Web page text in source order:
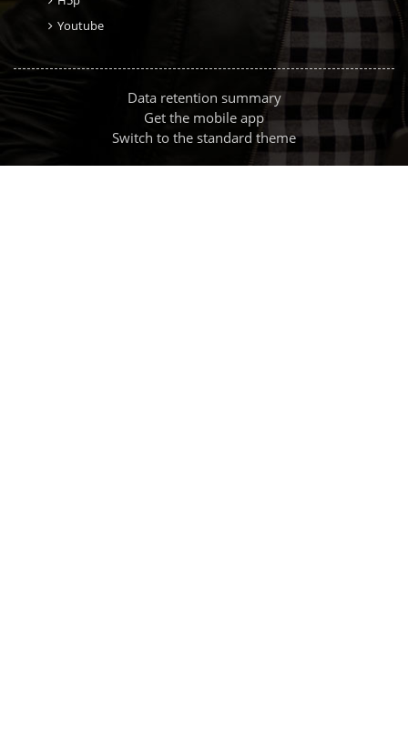
Youtube
Data retention summary
Get the mobile app
Switch to the standard theme